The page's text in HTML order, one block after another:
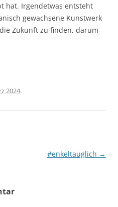
hat. Irgendetwas entsteht
gewachsene Kunstwerk
Zukunft zu finden, darum
2024.
#enkeltauglich →